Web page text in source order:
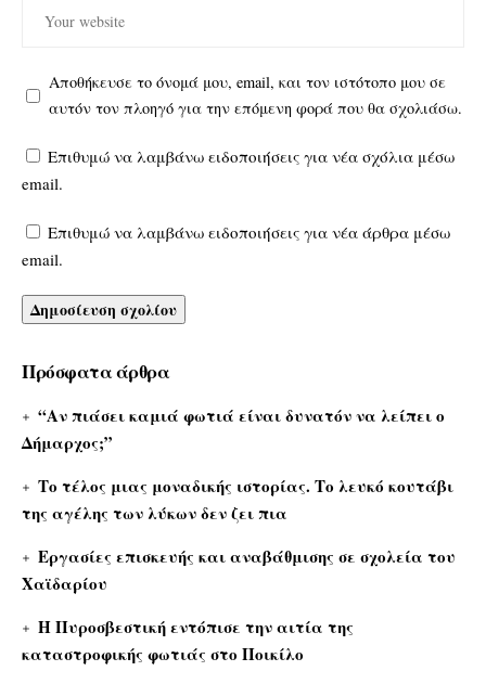
Αποθήκευσε το όνομά μου, email, και τον ιστότοπο μου σε
αυτόν τον πλοηγό για την επόμενη φορά που θα σχολιάσω.
Επιθυμώ να λαμβάνω ειδοποιήσεις για νέα σχόλια μέσω
email.
Επιθυμώ να λαμβάνω ειδοποιήσεις για νέα άρθρα μέσω
email.
Πρόσφατα άρθρα
“Αν πιάσει καμιά φωτιά είναι δυνατόν να λείπει ο
Δήμαρχος;”
Το τέλος μιας μοναδικής ιστορίας. Το λευκό κουτάβι
της αγέλης των λύκων δεν ζει πια
Εργασίες επισκευής και αναβάθμισης σε σχολεία του
Χαϊδαρίου
Η Πυροσβεστική εντόπισε την αιτία της
καταστροφικής φωτιάς στο Ποικίλο